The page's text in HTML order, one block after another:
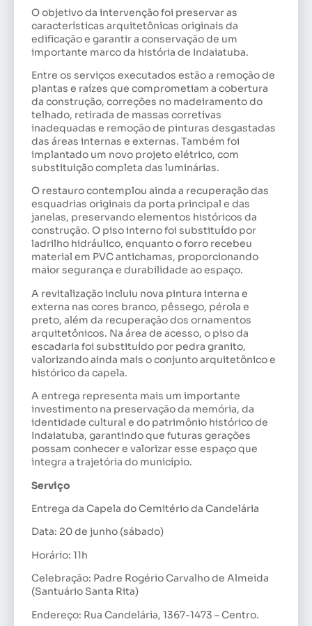
O objetivo da intervenção foi preservar as
características arquitetônicas originais da
edificação e garantir a conservação de um
importante marco da história de Indaiatuba.
Entre os serviços executados estão a remoção de
plantas e raízes que comprometiam a cobertura
da construção, correções no madeiramento do
telhado, retirada de massas corretivas
inadequadas e remoção de pinturas desgastadas
das áreas internas e externas. Também foi
implantado um novo projeto elétrico, com
substituição completa das luminárias.
O restauro contemplou ainda a recuperação das
esquadrias originais da porta principal e das
janelas, preservando elementos históricos da
construção. O piso interno foi substituído por
ladrilho hidráulico, enquanto o forro recebeu
material em PVC antichamas, proporcionando
maior segurança e durabilidade ao espaço.
A revitalização incluiu nova pintura interna e
externa nas cores branco, pêssego, pérola e
preto, além da recuperação dos ornamentos
arquitetônicos. Na área de acesso, o piso da
escadaria foi substituído por pedra granito,
valorizando ainda mais o conjunto arquitetônico e
histórico da capela.
A entrega representa mais um importante
investimento na preservação da memória, da
identidade cultural e do patrimônio histórico de
Indaiatuba, garantindo que futuras gerações
possam conhecer e valorizar esse espaço que
integra a trajetória do município.
Serviço
Entrega da Capela do Cemitério da Candelária
Data: 20 de junho (sábado)
Horário: 11h
Celebração: Padre Rogério Carvalho de Almeida
(Santuário Santa Rita)
Endereço: Rua Candelária, 1367-1473 – Centro.